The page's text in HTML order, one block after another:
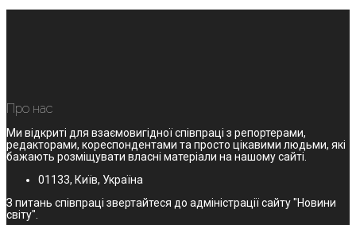
Про нас
Ми відкриті для взаємовигідної співпраці з репортерами,
редакторами, кореспондентами та просто цікавими людьми, які
бажають розміщувати власні матеріали на нашому сайті.
01133, Київ, Україна
З питань співпраці звертайтеся до адміністрації сайту "Новини
світу".